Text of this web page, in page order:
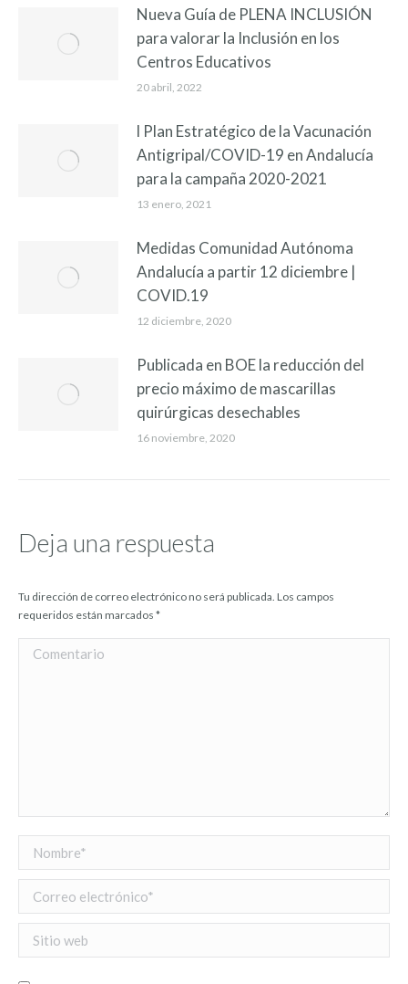
Nueva Guía de PLENA INCLUSIÓN
para valorar la Inclusión en los
Centros Educativos
20 abril, 2022
l Plan Estratégico de la Vacunación
Antigripal/COVID-19 en Andalucía
para la campaña 2020-2021
13 enero, 2021
Medidas Comunidad Autónoma
Andalucía a partir 12 diciembre |
COVID.19
12 diciembre, 2020
Publicada en BOE la reducción del
precio máximo de mascarillas
quirúrgicas desechables
16 noviembre, 2020
Deja una respuesta
Tu dirección de correo electrónico no será publicada. Los campos
requeridos están marcados *
Comentario
Nombre *
Correo electrónico *
Sitio web